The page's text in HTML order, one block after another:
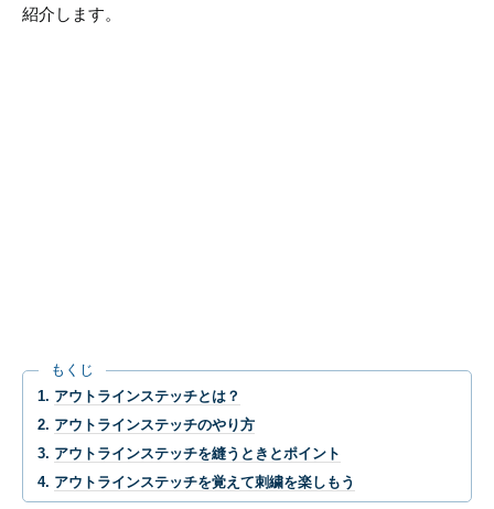
紹介します。
もくじ
アウトラインステッチとは？
アウトラインステッチのやり方
アウトラインステッチを縫うときとポイント
アウトラインステッチを覚えて刺繍を楽しもう